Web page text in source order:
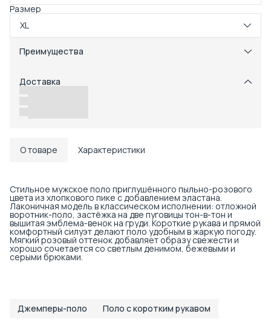
Размер
XL
Преимущества
Примерка при получении в пункте выдачи
Возможность отказаться от части товаров
Доставка
О товаре Характеристики
Стильное мужское поло приглушённого пыльно-розового
цвета из хлопкового пике с добавлением эластана.
Лаконичная модель в классическом исполнении: отложной
воротник-поло, застёжка на две пуговицы тон-в-тон и
вышитая эмблема-венок на груди. Короткие рукава и прямой
комфортный силуэт делают поло удобным в жаркую погоду.
Мягкий розовый оттенок добавляет образу свежести и
хорошо сочетается со светлым денимом, бежевыми и
серыми брюками.
Джемперы-поло Поло с коротким рукавом